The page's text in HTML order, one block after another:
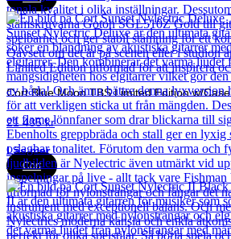
Cort Blue Moon TBS Limited Edition w/Case
21 435kr
Läs mer
Cort